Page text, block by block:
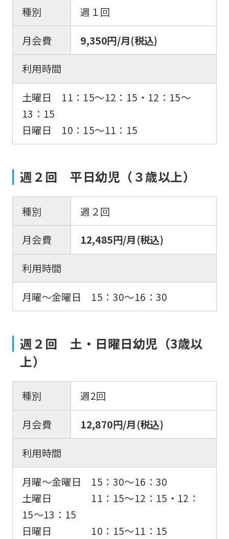
種別
週１回
月会費
9,350円/月(税込)
利用時間
土曜日 11：15〜12：15・12：15〜
13：15
日曜日 10：15～11：15
週２回 平日幼児（３歳以上）
種別
週２回
月会費
12,485円/月(税込)
利用時間
月曜〜金曜日 15：30〜16：30
週２回 土・日曜日幼児（3歳以
上）
種別
週2回
月会費
12,870円/月(税込)
利用時間
月曜〜金曜日 15：30〜16：30
土曜日 11：15〜12：15・12：
15〜13：15
日曜日 10：15～11：15